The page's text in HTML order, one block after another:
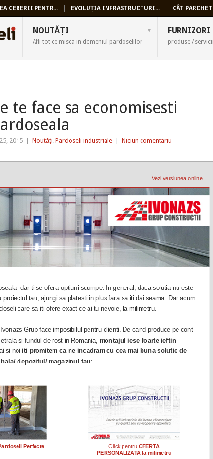
CERERII PENTR... EVOLUȚIA INFRASTRUCTURI... CÂT
NOUTĂȚI
Afli tot ce misca in domeniul pardoselilor
FURNIZORI
produse /
te face sa economisesti
2015 Noutăți, Pardoseli industriale Niciun comentariu